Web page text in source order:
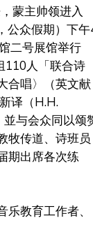
蒙主帅领进入
公众假期）下
二号展馆举行
110人「联合诗
合唱〉（英文献
译（H.H.
与会众同以颂
牧传道、诗班员
期出席各次练
乐教育工作者、